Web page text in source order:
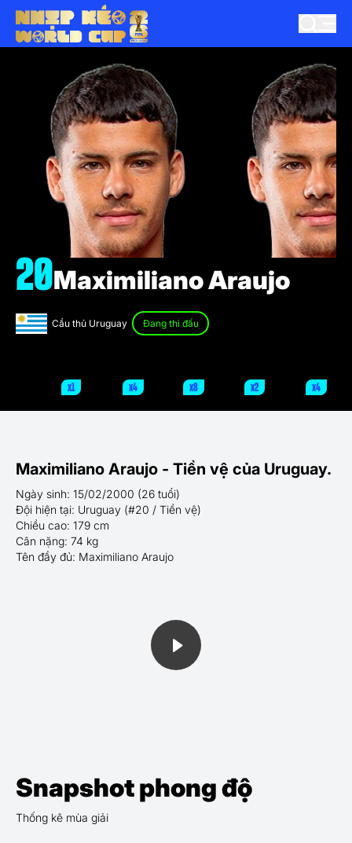
Cầu thủ Uruguay Đang thi đấu
20Maximiliano Araujo
x1 x4 x8 x2 x4
Maximiliano Araujo - Tiền vệ của Uruguay.
Ngày sinh: 15/02/2000 (26 tuổi)
Đội hiện tại: Uruguay (#20 / Tiền vệ)
Chiều cao: 179 cm
Cân nặng: 74 kg
Tên đầy đủ: Maximiliano Araujo
Snapshot phong độ
Thống kê mùa giải